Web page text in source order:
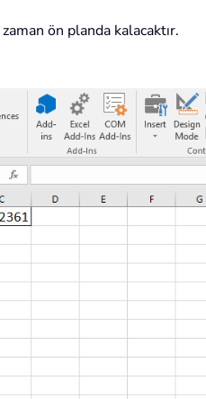
ön planda kalacaktır.